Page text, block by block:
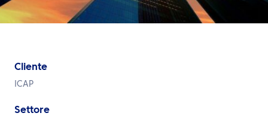
Chi siamo
Cerca
Cliente
ICAP
Settore